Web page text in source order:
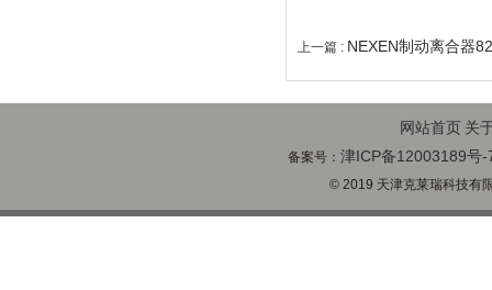
上一篇 : NEXEN制动离合器
网站首页 关
备案号：津ICP备12003189号-
© 2019 天津克莱瑞科技有